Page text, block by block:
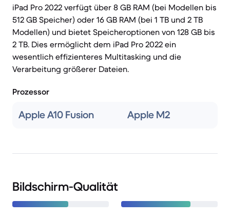
iPad Pro 2022 verfügt über 8 GB RAM (bei Modellen bis
512 GB Speicher) oder 16 GB RAM (bei 1 TB und 2 TB
Modellen) und bietet Speicheroptionen von 128 GB bis
2 TB. Dies ermöglicht dem iPad Pro 2022 ein
wesentlich effizienteres Multitasking und die
Verarbeitung größerer Dateien.
Prozessor
Apple A10 Fusion Apple M2
Bildschirm-Qualität